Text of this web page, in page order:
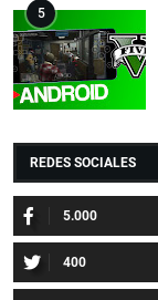
REDES SOCIALES
5.000
400